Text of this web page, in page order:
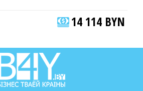
14 114 BYN